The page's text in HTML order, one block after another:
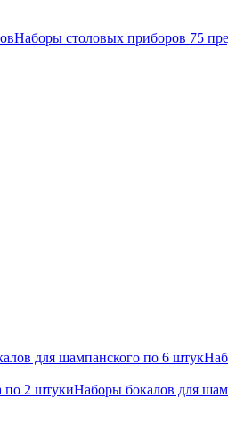
Наборы столовых приборов 75
для шампанского по 6 штук
по 2 штукиНаборы бокалов для